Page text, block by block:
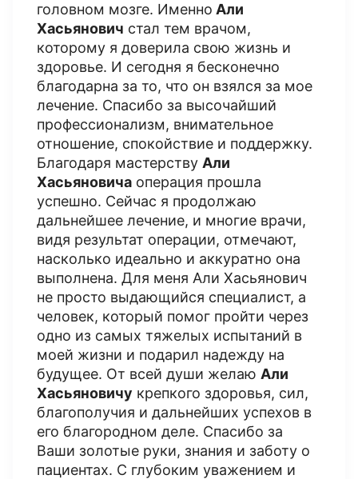
головном мозге. Именно Али
Хасьянович стал тем врачом,
которому я доверила свою жизнь и
здоровье. И сегодня я бесконечно
благодарна за то, что он взялся за мое
лечение. Спасибо за высочайший
профессионализм, внимательное
отношение, спокойствие и поддержку.
Благодаря мастерству Али
Хасьяновича операция прошла
успешно. Сейчас я продолжаю
дальнейшее лечение, и многие врачи,
видя результат операции, отмечают,
насколько идеально и аккуратно она
выполнена. Для меня Али Хасьянович
не просто выдающийся специалист, а
человек, который помог пройти через
одно из самых тяжелых испытаний в
моей жизни и подарил надежду на
будущее. От всей души желаю Али
Хасьяновичу крепкого здоровья, сил,
благополучия и дальнейших успехов в
его благородном деле. Спасибо за
Ваши золотые руки, знания и заботу о
пациентах. С глубоким уважением и